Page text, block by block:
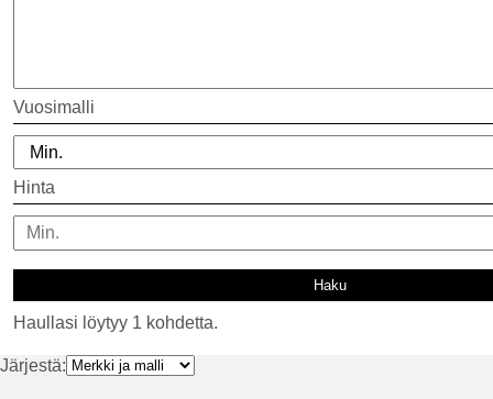
Vuosimalli
Hinta
Haullasi löytyy 1 kohdetta.
Järjestä: